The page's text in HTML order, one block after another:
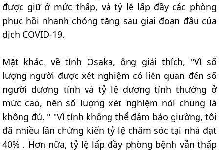
được giữ ở mức thấp, và tỷ lệ lấp đầy các phòng
phục hồi nhanh chóng tăng sau giai đoạn đầu của
dịch COVID-19.
Mặt khác, về tỉnh Osaka, ông giải thích, "Vì số
lượng người được xét nghiệm có liên quan đến số
người dương tính và tỷ lệ dương tính thường ở
mức cao, nên số lượng xét nghiệm nói chung là
không đủ. " "Vì tỉnh không thể đảm bảo giường, tôi
đã nhiều lần chứng kiến tỷ lệ chăm sóc tại nhà đạt
40% . Hơn nữa, tỷ lệ lấp đầy phòng bệnh vẫn thấp